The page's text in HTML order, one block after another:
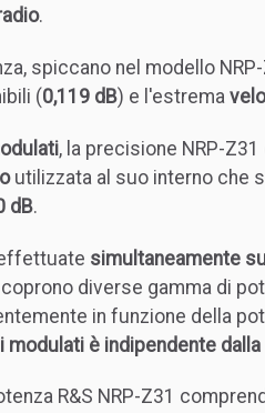
.
spiccano nel modello
(0,119 dB) e l'estrema
, la precisione NRP-
utilizzata al suo interno che
dB.
simultaneamente
diverse gamma di
in funzione della
modulati è indipendente dalla
R&S NRP-Z31